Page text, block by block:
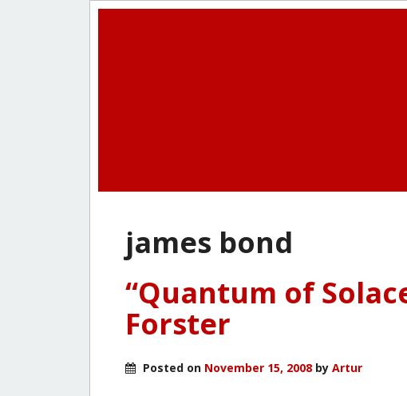
james bond
“Quantum of
Forster
Posted on November 15, 2008 by Artur